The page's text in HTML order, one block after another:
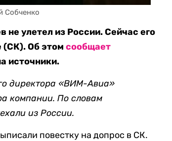
Собченко
улетел из России. Сейчас его
(СК). Об этомсообщает
источники.
директора «ВИМ-Авиа»
компании. По словам
из России.
повестку на допрос в СК.